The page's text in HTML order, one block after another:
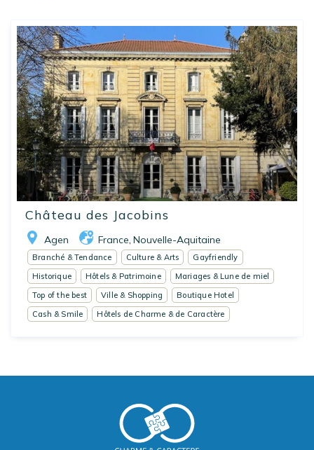
Château des Jacobins
Agen France Nouvelle-Aquitaine
Branché & Tendance Culture & Arts
Gayfriendly
Historique
Hôtels & Patrimoine
Mariages & Lune de miel
Top of the best
Ville & Shopping
Boutique Hotel
Cash & Smile
Hôtels de Charme & de Caractère